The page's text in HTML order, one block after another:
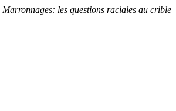
Marronnages: les questions raciales au crible